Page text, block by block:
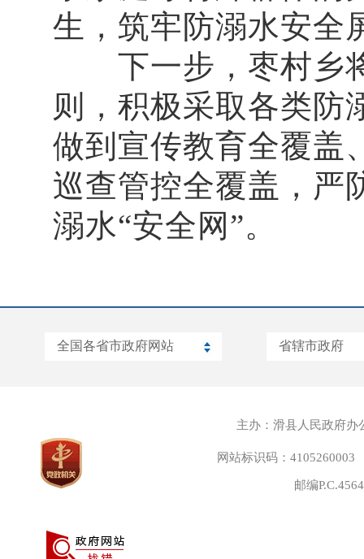
生，筑牢防溺水安全
下一步，枣村乡将
则，积极采取各类防
做到宣传教育全覆盖
巡查管控全覆盖，严
溺水“安全网”。
主办：滑县人民政府办
网站标识码：4105260003
邮编